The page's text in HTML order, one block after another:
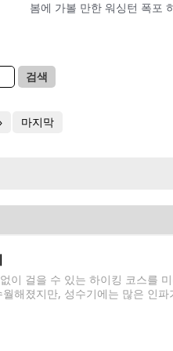
봄에 가볼 만한 워싱턴 폭포
검색
마지막
이 걸을 수 있는 하이킹 코스를
해졌지만, 성수기에는 많은 인파